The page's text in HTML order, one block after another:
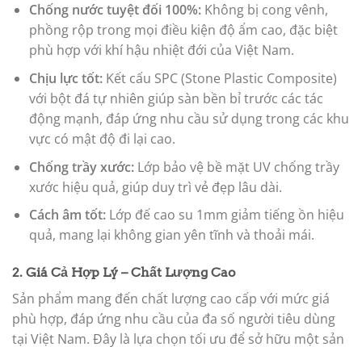
Chống nước tuyệt đối 100%:Không bị cong vênh,
phồng rộp trong mọi điều kiện độ ẩm cao, đặc biệt
phù hợp với khí hậu nhiệt đới của Việt Nam.
Chịu lực tốt:Kết cấu SPC (Stone Plastic Composite)
với bột đá tự nhiên giúp sàn bền bỉ trước các tác
động mạnh, đáp ứng nhu cầu sử dụng trong các khu
vực có mật độ đi lại cao.
Chống trầy xước:Lớp bảo vệ bề mặt UV chống trầy
xước hiệu quả, giúp duy trì vẻ đẹp lâu dài.
Cách âm tốt:Lớp đế cao su 1mm giảm tiếng ồn hiệu
quả, mang lại không gian yên tĩnh và thoải mái.
2. Giá Cả Hợp Lý – Chất Lượng Cao
Sản phẩm mang đến chất lượng cao cấp với mức giá
phù hợp, đáp ứng nhu cầu của đa số người tiêu dùng
tại Việt Nam. Đây là lựa chọn tối ưu để sở hữu một sản